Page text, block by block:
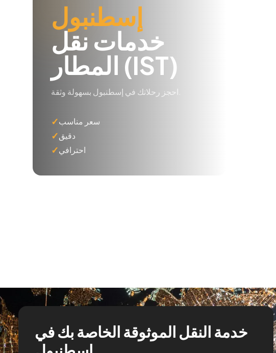
إسطنبول
خدمات نقل
المطار (IST)
✓سعر مناسب
✓دقيق
✓احترافي
خدمة النقل الموثوقة الخاصة بك في